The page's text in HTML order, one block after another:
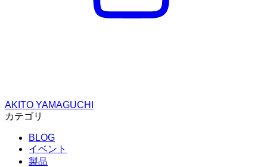
AKITO YAMAGUCHI
カテゴリ
BLOG
イベント
製品